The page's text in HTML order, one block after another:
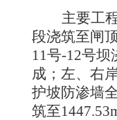
主要工
段浇筑至闸
11号-12号
成；左、右
护坡防渗墙
筑至